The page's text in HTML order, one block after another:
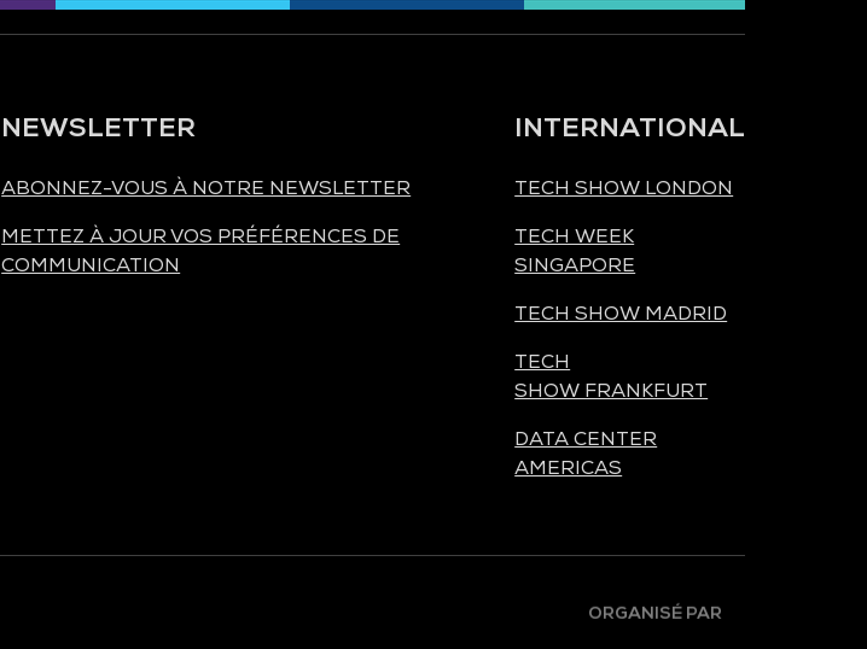
NEWSLETTER
ABONNEZ-VOUS À NOTRE NEWSLETTER
METTEZ À JOUR VOS PRÉFÉRENCES DE
COMMUNICATION
INTERNATIONAL
TECH SHOW LONDON
TECH WEEK
SINGAPORE
TECH SHOW MADRID
TECH
SHOW FRANKFURT
DATA CENTER
AMERICAS
ORGANISÉ PAR